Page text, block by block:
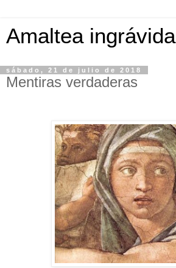
Amaltea ingrávida
sábado, 21 de julio de 2018
Mentiras verdaderas